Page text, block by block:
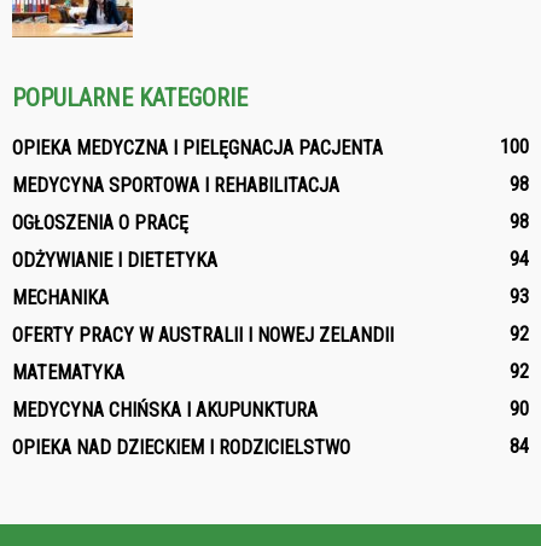
POPULARNE KATEGORIE
OPIEKA MEDYCZNA I PIELĘGNACJA PACJENTA
100
MEDYCYNA SPORTOWA I REHABILITACJA
98
OGŁOSZENIA O PRACĘ
98
ODŻYWIANIE I DIETETYKA
94
MECHANIKA
93
OFERTY PRACY W AUSTRALII I NOWEJ ZELANDII
92
MATEMATYKA
92
MEDYCYNA CHIŃSKA I AKUPUNKTURA
90
OPIEKA NAD DZIECKIEM I RODZICIELSTWO
84